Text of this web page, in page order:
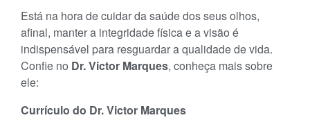
Está na hora de cuidar da saúde dos seus olhos,
afinal, manter a integridade física e a visão é
indispensável para resguardar a qualidade de vida.
Confie no Dr. Victor Marques, conheça mais sobre
ele:
Currículo do Dr. Victor Marques